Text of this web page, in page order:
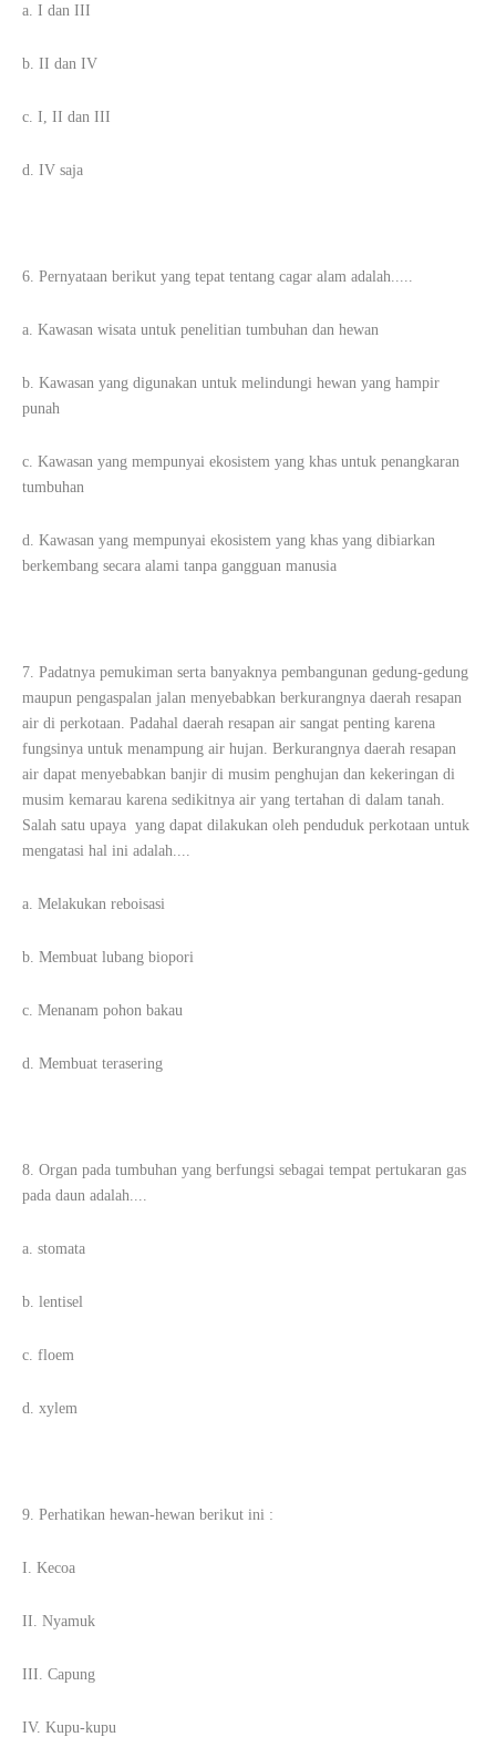
a. I dan III
b. II dan IV
c. I, II dan III
d. IV saja
6. Pernyataan berikut yang tepat tentang cagar alam adalah.....
a. Kawasan wisata untuk penelitian tumbuhan dan hewan
b. Kawasan yang digunakan untuk melindungi hewan yang hampir
punah
c. Kawasan yang mempunyai ekosistem yang khas untuk penangkaran
tumbuhan
d. Kawasan yang mempunyai ekosistem yang khas yang dibiarkan
berkembang secara alami tanpa gangguan manusia
7. Padatnya pemukiman serta banyaknya pembangunan gedung-gedung
maupun pengaspalan jalan menyebabkan berkurangnya daerah resapan
air di perkotaan. Padahal daerah resapan air sangat penting karena
fungsinya untuk menampung air hujan. Berkurangnya daerah resapan
air dapat menyebabkan banjir di musim penghujan dan kekeringan di
musim kemarau karena sedikitnya air yang tertahan di dalam tanah.
Salah satu upaya yang dapat dilakukan oleh penduduk perkotaan untuk
mengatasi hal ini adalah....
a. Melakukan reboisasi
b. Membuat lubang biopori
c. Menanam pohon bakau
d. Membuat terasering
8. Organ pada tumbuhan yang berfungsi sebagai tempat pertukaran gas
pada daun adalah....
a. stomata
b. lentisel
c. floem
d. xylem
9. Perhatikan hewan-hewan berikut ini :
I. Kecoa
II. Nyamuk
III. Capung
IV. Kupu-kupu